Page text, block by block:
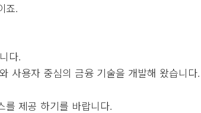
죠.
다.
사용자 중심의 금융 기술을 개발해 왔습니다.
를 제공 하기를 바랍니다.